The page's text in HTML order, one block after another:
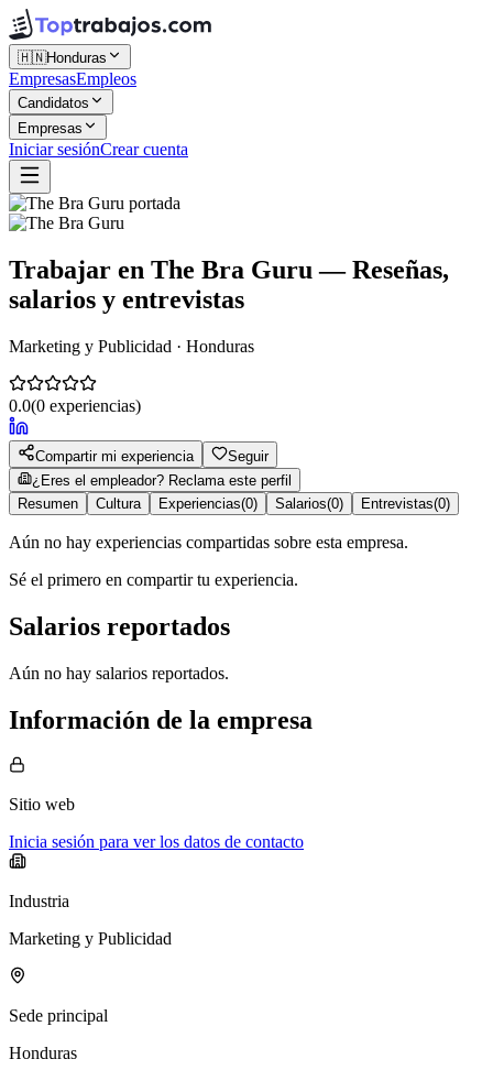
🇭🇳Honduras
EmpresasEmpleos
Candidatos
Empresas
Iniciar sesiónCrear cuenta
Trabajar en The Bra Guru — Reseñas,
salarios y entrevistas
Marketing y Publicidad · Honduras
0.0(0 experiencias)
Compartir mi experiencia
Seguir
¿Eres el empleador? Reclama este perfil
Resumen
Cultura Experiencias(0) Salarios(0) Entrevistas(0)
Aún no hay experiencias compartidas sobre esta empresa.
Sé el primero en compartir tu experiencia.
Salarios reportados
Aún no hay salarios reportados.
Información de la empresa
Sitio web
Inicia sesión para ver los datos de contacto
Industria
Marketing y Publicidad
Sede principal
Honduras